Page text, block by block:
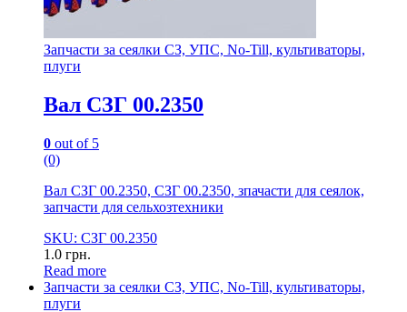
Запчасти за сеялки СЗ, УПС, No-Till, культиваторы,
плуги
Вал СЗГ 00.2350
0 out of 5
(0)
Вал СЗГ 00.2350, СЗГ 00.2350, зпачасти для сеялок,
запчасти для сельхозтехники
SKU: СЗГ 00.2350
1.0 грн.
Read more
Запчасти за сеялки СЗ, УПС, No-Till, культиваторы,
плуги